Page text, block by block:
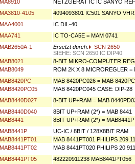
MA8910
NETZGERÄT IC IC SANYO
MA3810-4105
4094093801 IC501 SANYO
MAA4001
IC DIL-40
MAA741
IC TO-CA5E = MAM 0741
MAB2650A-1
Ersetzt durch:
SCN 2650
SIEHE: SCN 2650 IC DIP40
MAB8021 8-BIT MIKRO-COMPUTER
MAB8049
ROM 2K X 8 MICROREGLER =
MAB8420PC
MAB 8420PC026 = MAB
MAB8420PC05
MAB 8420PC045 CASE: DIP-28
MAB8440D027
8-BIT UP+RAM = MAB
MAB8440D040
8BIT UP+RAM (2*) = MAB 8441
MAB8441
8BIT UP+RAM (2*) =
MAB8441P
UC-IC / 8BIT / 128X8BIT RAM
MAB8441PT01
MAB 8441PT001 PHILIPS
MAB8441PT02
MAB 8441PT020 PHILIPS 20
MAB8441PT05
482220911238 MAB8441PT056